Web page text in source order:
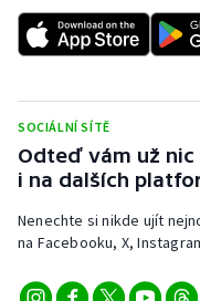
SOCIÁLNÍ SÍTĚ
Odteď vám už nic
i na dalších
Nenechte si nikde ujít
na Facebooku, X,